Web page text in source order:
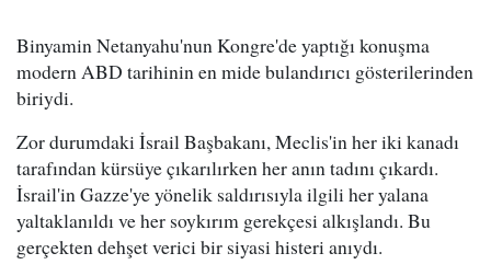
Binyamin Netanyahu'nun Kongre'de yaptığı konuşma
modern ABD tarihinin en mide bulandırıcı gösterilerinden
biriydi.
Zor durumdaki İsrail Başbakanı, Meclis'in her iki kanadı
tarafından kürsüye çıkarılırken her anın tadını çıkardı.
İsrail'in Gazze'ye yönelik saldırısıyla ilgili her yalana
yaltaklanıldı ve her soykırım gerekçesi alkışlandı. Bu
gerçekten dehşet verici bir siyasi histeri anıydı.